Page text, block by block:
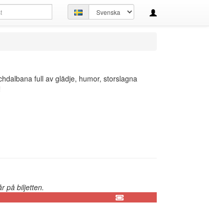
Ställ
in
språk
full av glädje, humor, storslagna
på biljetten.